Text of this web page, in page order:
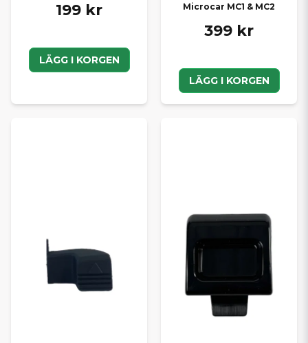
199 kr
LÄGG I KORGEN
Microcar MC1 & MC2
399 kr
LÄGG I KORGEN